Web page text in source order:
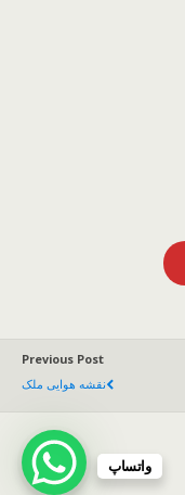
Previous Post
نقشه هوایی ملک
واتساپ